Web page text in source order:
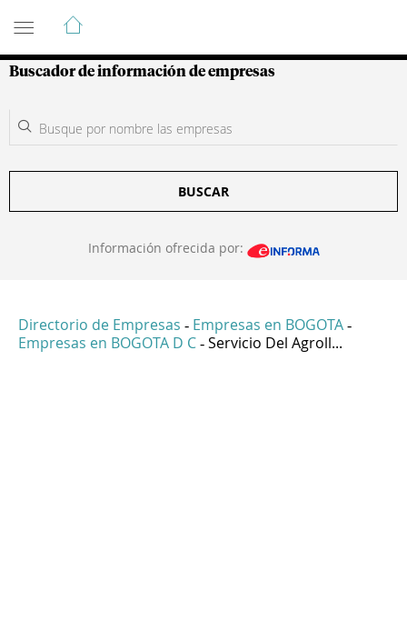
Guía de Empresas Colombianas
Buscador de información de empresas
BUSCAR
Información ofrecida por:
Directorio de Empresas - Empresas en BOGOTA -
Empresas en BOGOTA D C - Servicio Del Agroll...